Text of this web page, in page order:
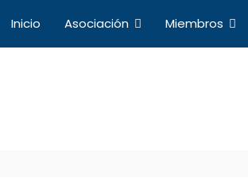
Inicio Asociación Miembros